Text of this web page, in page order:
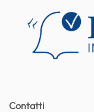
Contatti